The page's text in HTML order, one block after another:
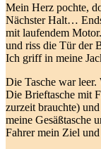
Mein Herz pochte,
Nächster Halt…
mit laufendem
und riss die Tür der
Ich griff in meine
Die Tasche war
Die Brieftasche mit
zurzeit brauchte)
meine Gesäßtasche
Fahrer mein Ziel und